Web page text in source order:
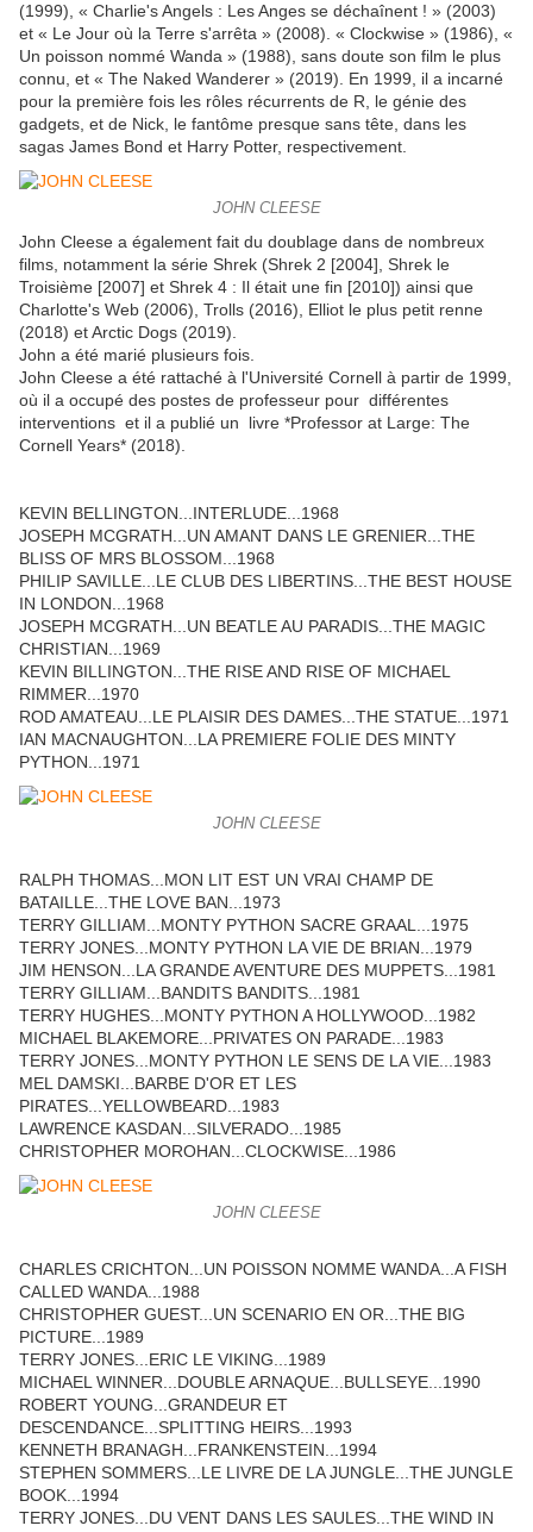
(1999), « Charlie's Angels : Les Anges se déchaînent ! » (2003)
et « Le Jour où la Terre s'arrêta » (2008). « Clockwise » (1986), «
Un poisson nommé Wanda » (1988), sans doute son film le plus
connu, et « The Naked Wanderer » (2019). En 1999, il a incarné
pour la première fois les rôles récurrents de R, le génie des
gadgets, et de Nick, le fantôme presque sans tête, dans les
sagas James Bond et Harry Potter, respectivement.
JOHN CLEESE
John Cleese a également fait du doublage dans de nombreux
films, notamment la série Shrek (Shrek 2 [2004], Shrek le
Troisième [2007] et Shrek 4 : Il était une fin [2010]) ainsi que
Charlotte's Web (2006), Trolls (2016), Elliot le plus petit renne
(2018) et Arctic Dogs (2019).
John a été marié plusieurs fois.
John Cleese a été rattaché à l'Université Cornell à partir de 1999,
où il a occupé des postes de professeur pour différentes
interventions et il a publié un livre *Professor at Large: The
Cornell Years* (2018).
KEVIN BELLINGTON...INTERLUDE...1968
JOSEPH MCGRATH...UN AMANT DANS LE GRENIER...THE
BLISS OF MRS BLOSSOM...1968
PHILIP SAVILLE...LE CLUB DES LIBERTINS...THE BEST HOUSE
IN LONDON...1968
JOSEPH MCGRATH...UN BEATLE AU PARADIS...THE MAGIC
CHRISTIAN...1969
KEVIN BILLINGTON...THE RISE AND RISE OF MICHAEL
RIMMER...1970
ROD AMATEAU...LE PLAISIR DES DAMES...THE STATUE...1971
IAN MACNAUGHTON...LA PREMIERE FOLIE DES MINTY
PYTHON...1971
JOHN CLEESE
RALPH THOMAS...MON LIT EST UN VRAI CHAMP DE
BATAILLE...THE LOVE BAN...1973
TERRY GILLIAM...MONTY PYTHON SACRE GRAAL...1975
TERRY JONES...MONTY PYTHON LA VIE DE BRIAN...1979
JIM HENSON...LA GRANDE AVENTURE DES MUPPETS...1981
TERRY GILLIAM...BANDITS BANDITS...1981
TERRY HUGHES...MONTY PYTHON A HOLLYWOOD...1982
MICHAEL BLAKEMORE...PRIVATES ON PARADE...1983
TERRY JONES...MONTY PYTHON LE SENS DE LA VIE...1983
MEL DAMSKI...BARBE D'OR ET LES
PIRATES...YELLOWBEARD...1983
LAWRENCE KASDAN...SILVERADO...1985
CHRISTOPHER MOROHAN...CLOCKWISE...1986
JOHN CLEESE
CHARLES CRICHTON...UN POISSON NOMME WANDA...A FISH
CALLED WANDA...1988
CHRISTOPHER GUEST...UN SCENARIO EN OR...THE BIG
PICTURE...1989
TERRY JONES...ERIC LE VIKING...1989
MICHAEL WINNER...DOUBLE ARNAQUE...BULLSEYE...1990
ROBERT YOUNG...GRANDEUR ET
DESCENDANCE...SPLITTING HEIRS...1993
KENNETH BRANAGH...FRANKENSTEIN...1994
STEPHEN SOMMERS...LE LIVRE DE LA JUNGLE...THE JUNGLE
BOOK...1994
TERRY JONES...DU VENT DANS LES SAULES...THE WIND IN